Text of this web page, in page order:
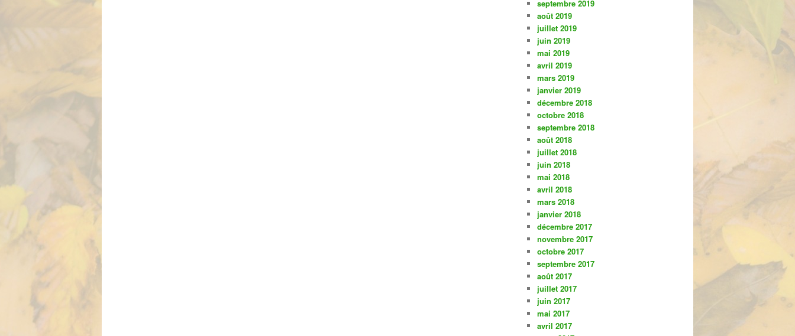
septembre 2019
août 2019
juillet 2019
juin 2019
mai 2019
avril 2019
mars 2019
janvier 2019
décembre 2018
octobre 2018
septembre 2018
août 2018
juillet 2018
juin 2018
mai 2018
avril 2018
mars 2018
janvier 2018
décembre 2017
novembre 2017
octobre 2017
septembre 2017
août 2017
juillet 2017
juin 2017
mai 2017
avril 2017